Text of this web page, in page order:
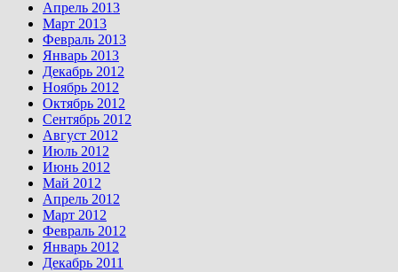
Апрель 2013
Март 2013
Февраль 2013
Январь 2013
Декабрь 2012
Ноябрь 2012
Октябрь 2012
Сентябрь 2012
Август 2012
Июль 2012
Июнь 2012
Май 2012
Апрель 2012
Март 2012
Февраль 2012
Январь 2012
Декабрь 2011